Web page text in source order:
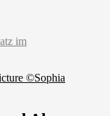
©Sophia